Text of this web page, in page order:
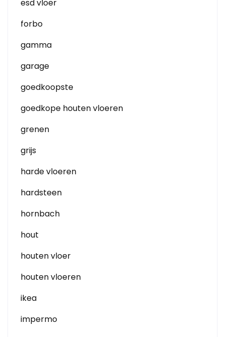
esd vloer
forbo
gamma
garage
goedkoopste
goedkope houten vloeren
grenen
grijs
harde vloeren
hardsteen
hornbach
hout
houten vloer
houten vloeren
ikea
impermo